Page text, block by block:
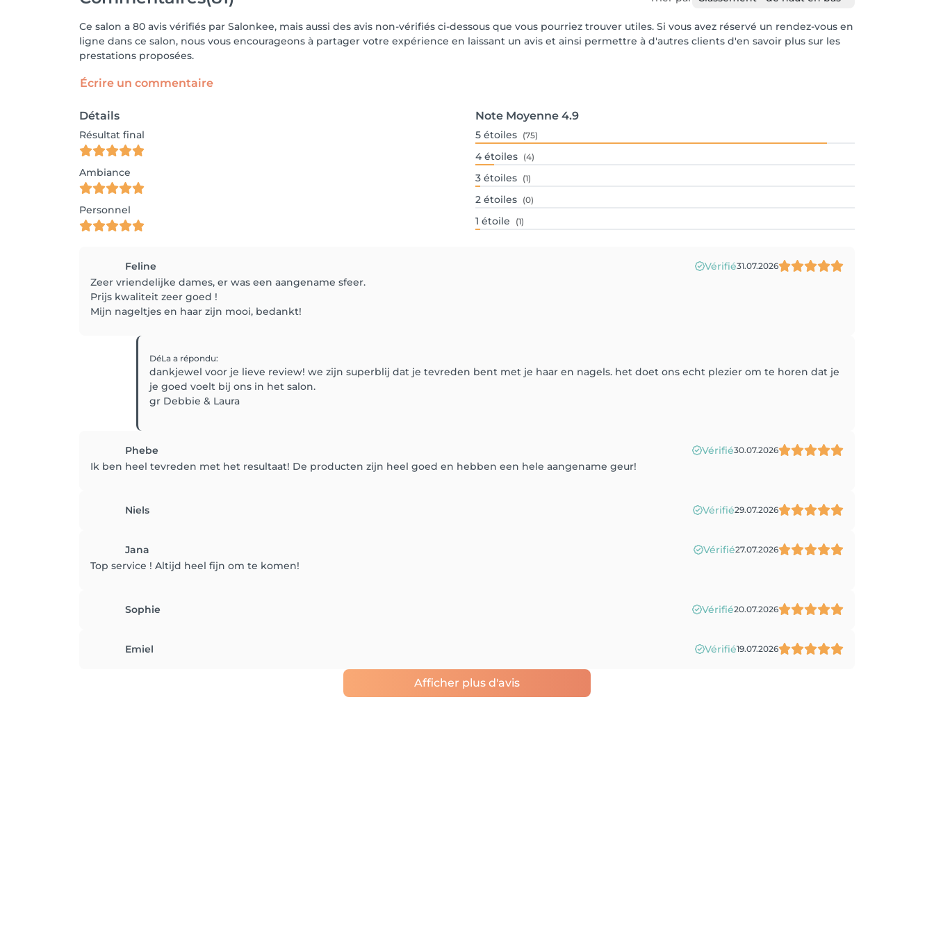
Ce salon a 80 avis vérifiés par Salonkee, mais aussi des avis non-vérifiés ci-dessous que vous pourriez trouver utiles. Si vous avez réservé un rendez-vous en
ligne dans ce salon, nous vous encourageons à partager votre expérience en laissant un avis et ainsi permettre à d'autres clients d'en savoir plus sur les
prestations proposées.
Écrire un commentaire
Détails
Résultat final
Ambiance
Personnel
Note Moyenne 4.9
5 étoiles (75)
4 étoiles (4)
3 étoiles (1)
2 étoiles (0)
1 étoile (1)
Feline Vérifié31.07.2026
Zeer vriendelijke dames, er was een aangename sfeer.
Prijs kwaliteit zeer goed !
Mijn nageltjes en haar zijn mooi, bedankt!
DéLa a répondu:
dankjewel voor je lieve review! we zijn superblij dat je tevreden bent met je haar en nagels. het doet ons echt plezier om te horen dat je
je goed voelt bij ons in het salon.
gr Debbie & Laura
Phebe Vérifié30.07.2026
Ik ben heel tevreden met het resultaat! De producten zijn heel goed en hebben een hele aangename geur!
Niels Vérifié29.07.2026
Jana Vérifié27.07.2026
Top service ! Altijd heel fijn om te komen!
Sophie Vérifié20.07.2026
Emiel Vérifié19.07.2026
Afficher plus d'avis